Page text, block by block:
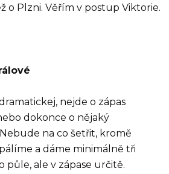
o Plzni. Věřím v postup Viktorie.
nejde o zápas
dokonce o nějaký
na co šetřit, kromě
a dáme minimálně tři
půle, ale v zápase určitě.